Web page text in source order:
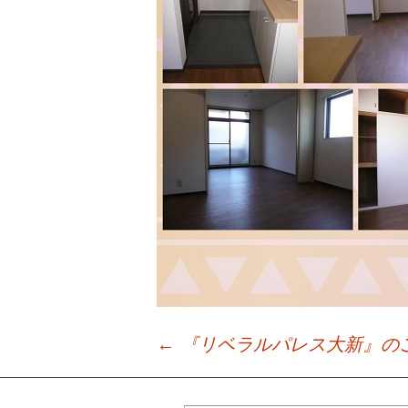
Post
← 『リベラルパレス大新』の